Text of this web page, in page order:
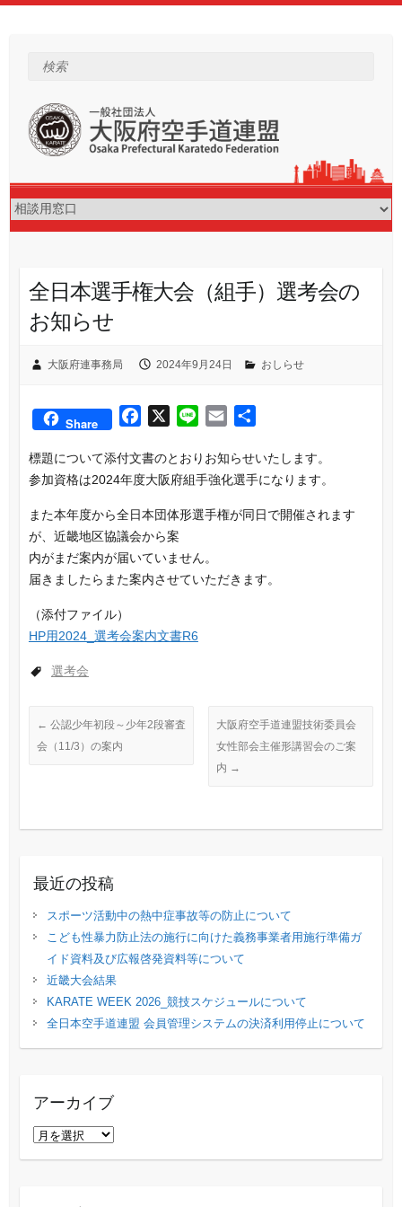
検索
全日本選手権大会（組手）選考会の
お知らせ
大阪府連事務局 2024年9月24日 おしらせ
Share
c
e
o
o
k
n
e
a
i
標題について添付文書のとおりお知らせいたします。
参加資格は2024年度大阪府組手強化選手になります。
また本年度から全日本団体形選手権が同日で開催されます
が、近畿地区協議会から案
内がまだ案内が届いていません。
届きましたらまた案内させていただきます。
（添付ファイル）
HP用2024_選考会案内文書R6
選考会
← 公認少年初段～少年2段審査
会（11/3）の案内
大阪府空手道連盟技術委員会
女性部会主催形講習会のご案
内 →
最近の投稿
スポーツ活動中の熱中症事故等の防止について
こども性暴力防止法の施行に向けた義務事業者用施行準備ガ
イド資料及び広報啓発資料等について
近畿大会結果
KARATE WEEK 2026_競技スケジュールについて
全日本空手道連盟 会員管理システムの決済利用停止について
アーカイブ
ア
ー